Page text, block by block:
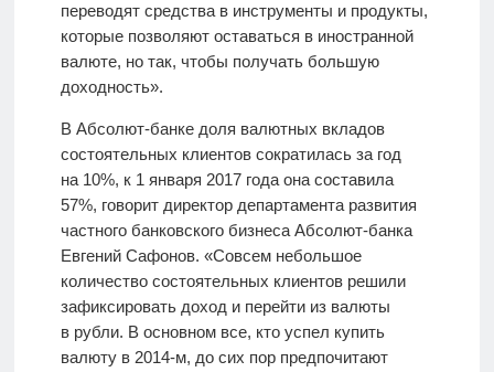
переводят средства в инструменты и продукты,
которые позволяют оставаться в иностранной
валюте, но так, чтобы получать большую
доходность».
В Абсолют-банке доля валютных вкладов
состоятельных клиентов сократилась за год
на 10%, к 1 января 2017 года она составила
57%, говорит директор департамента развития
частного банковского бизнеса Абсолют-банка
Евгений Сафонов. «Cовсем небольшое
количество состоятельных клиентов решили
зафиксировать доход и перейти из валюты
в рубли. В основном все, кто успел купить
валюту в 2014-м, до сих пор предпочитают